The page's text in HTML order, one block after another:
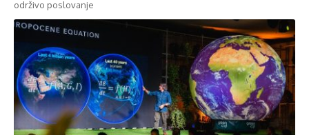
održivo poslovanje